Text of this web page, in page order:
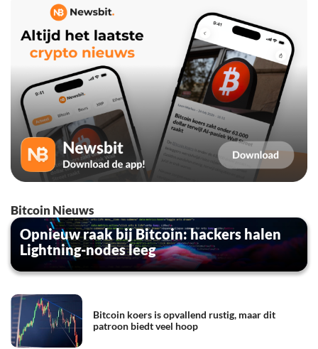
Bitcoin Nieuws
Opnieuw raak bij Bitcoin: hackers halen
Lightning-nodes leeg
Bitcoin koers is opvallend rustig, maar dit
patroon biedt veel hoop